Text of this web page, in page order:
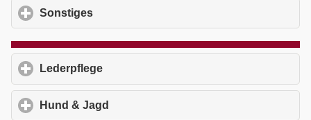
Sonstiges
Lederpflege
Hund & Jagd